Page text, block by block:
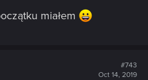
miałem
#743
Oct 14, 2019